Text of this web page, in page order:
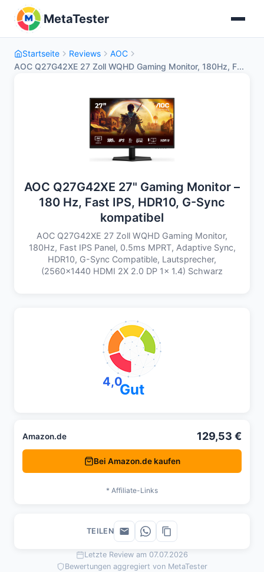
MetaTester
Startseite Reviews
AOC
AOC Q27G42XE 27 Zoll WQHD Gaming Monitor, 180Hz, F...
AOC Q27G42XE 27" Gaming Monitor –
180 Hz, Fast IPS, HDR10, G-Sync
kompatibel
AOC Q27G42XE 27 Zoll WQHD Gaming Monitor,
180Hz, Fast IPS Panel, 0.5ms MPRT, Adaptive Sync,
HDR10, G-Sync Compatible, Lautsprecher,
(2560x1440 HDMI 2X 2.0 DP 1x 1.4) Schwarz
Letzte Review am 07.07.2026
Bewertungen aggregiert von MetaTester
4,0Gut
Amazon.de 129,53 €
Bei Amazon.de kaufen
* Affiliate-Links
TEILEN